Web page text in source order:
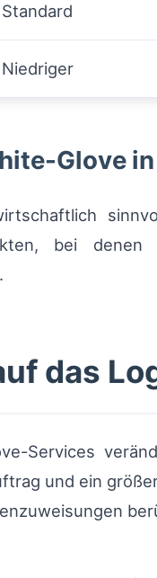
Standard
Niedriger
Glove
bei
das
Services
und ein